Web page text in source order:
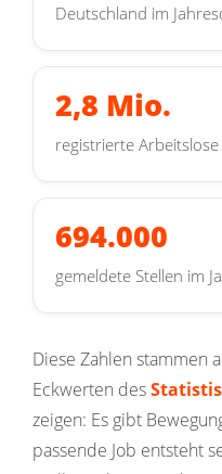
Deutschland im
2,8 Mio.
registrierte
694.000
gemeldete Stellen im
Diese Zahlen stammen
Eckwerten des
zeigen: Es gibt
passende Job entsteht